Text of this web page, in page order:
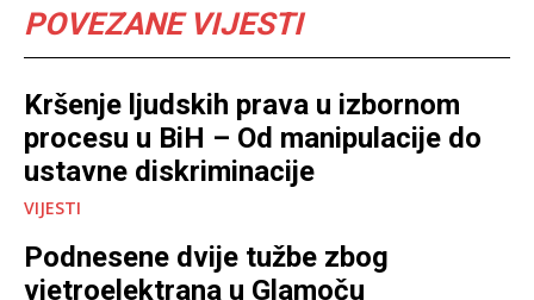
POVEZANE VIJESTI
Kršenje ljudskih prava u izbornom
procesu u BiH – Od manipulacije do
ustavne diskriminacije
VIJESTI
Podnesene dvije tužbe zbog
vjetroelektrana u Glamoču